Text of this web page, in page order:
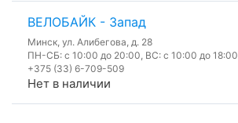
ВЕЛОБАЙК - Запад
Минск, ул. Алибегова, д. 28
ПН-СБ: с 10:00 до 20:00, ВС: с 10:00 до 18:00
+375 (33) 6-709-509
Нет в наличии